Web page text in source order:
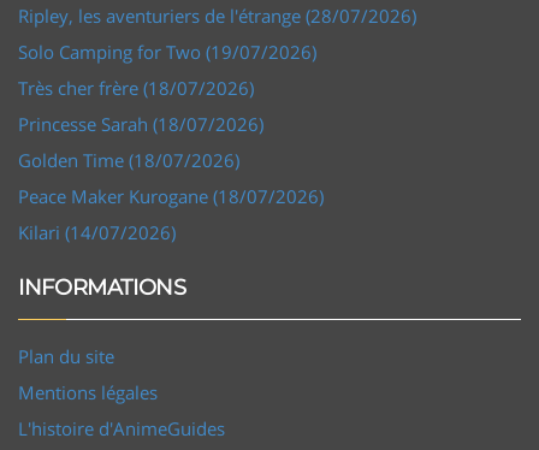
Ripley, les aventuriers de l'étrange (28/07/2026)
Solo Camping for Two (19/07/2026)
Très cher frère (18/07/2026)
Princesse Sarah (18/07/2026)
Golden Time (18/07/2026)
Peace Maker Kurogane (18/07/2026)
Kilari (14/07/2026)
INFORMATIONS
Plan du site
Mentions légales
L'histoire d'AnimeGuides